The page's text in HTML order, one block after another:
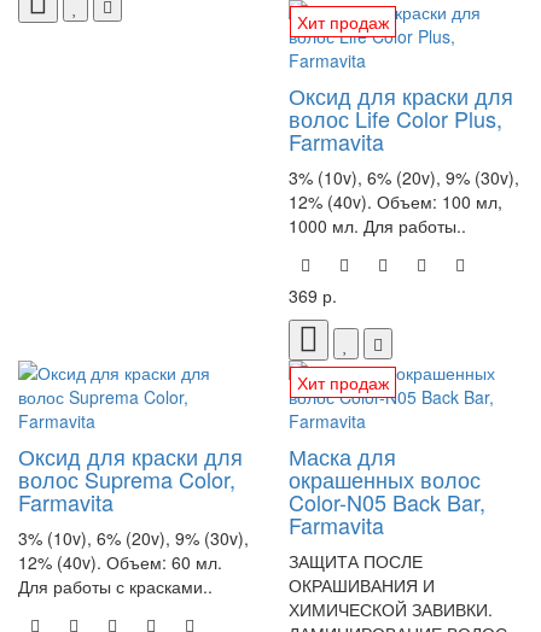
Хит продаж
Оксид для краски для
волос Life Color Plus,
Farmavita
3% (10v), 6% (20v), 9% (30v),
12% (40v). Объем: 100 мл,
1000 мл. Для работы..
369 р.
Оксид для краски для
волос Suprema Color,
Farmavita
3% (10v), 6% (20v), 9% (30v),
12% (40v). Объем: 60 мл.
Для работы с красками..
Хит продаж
Маска для
окрашенных волос
Color-N05 Back Bar,
Farmavita
ЗАЩИТА ПОСЛЕ
ОКРАШИВАНИЯ И
ХИМИЧЕСКОЙ ЗАВИВКИ.